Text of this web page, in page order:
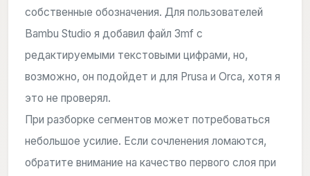
собственные обозначения. Для пользователей
Bambu Studio я добавил файл 3mf с
редактируемыми текстовыми цифрами, но,
возможно, он подойдет и для Prusa и Orca, хотя я
это не проверял.
При разборке сегментов может потребоваться
небольшое усилие. Если сочленения ломаются,
обратите внимание на качество первого слоя при